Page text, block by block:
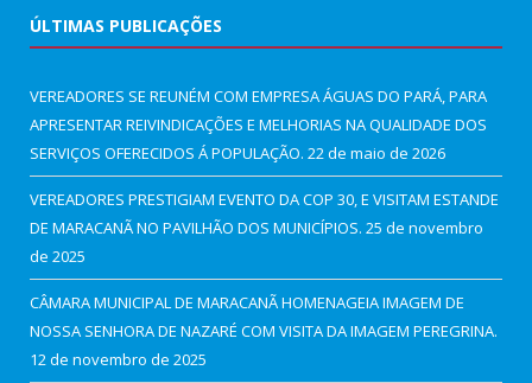
ÚLTIMAS PUBLICAÇÕES
VEREADORES SE REUNÉM COM EMPRESA ÁGUAS DO PARÁ, PARA
APRESENTAR REIVINDICAÇÕES E MELHORIAS NA QUALIDADE DOS
SERVIÇOS OFERECIDOS Á POPULAÇÃO. 22 de maio de 2026
VEREADORES PRESTIGIAM EVENTO DA COP 30, E VISITAM ESTANDE
DE MARACANÃ NO PAVILHÃO DOS MUNICÍPIOS. 25 de novembro
de 2025
CÂMARA MUNICIPAL DE MARACANÃ HOMENAGEIA IMAGEM DE
NOSSA SENHORA DE NAZARÉ COM VISITA DA IMAGEM PEREGRINA.
12 de novembro de 2025